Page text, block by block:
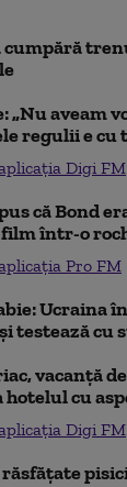
cumpără
„Nu aveam
regulii e
Digi FM
că Bond
film într-o
Pro FM
Ucraina
testează cu
vacanță
hotelul cu
Digi FM